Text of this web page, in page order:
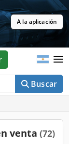
A la aplicación
Buscar
venta (72)